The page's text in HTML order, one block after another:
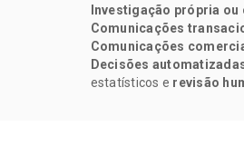
Investigação própria
Comunicações
Comunicações
Decisões
estatísticos e revisão